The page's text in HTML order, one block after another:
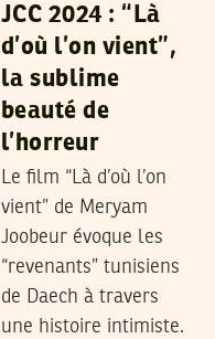
JCC 2024 : “Là
d’où l’on vient”,
la sublime
beauté de
l’horreur
Le film “Là d’où l’on
vient” de Meryam
Joobeur évoque les
“revenants” tunisiens
de Daech à travers
une histoire intimiste.